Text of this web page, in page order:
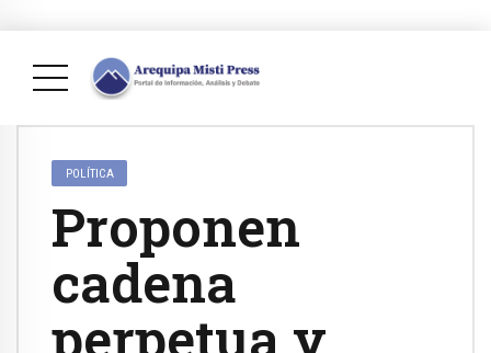
POLÍTICA
Proponen
cadena
perpetua y